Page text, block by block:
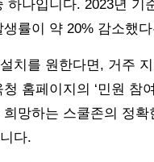
하나입니다. 2023년
률이 약 20% 감소했
치를 원한다면, 거주
홈페이지의 ‘민원 참
망하는 스쿨존의 정
다.